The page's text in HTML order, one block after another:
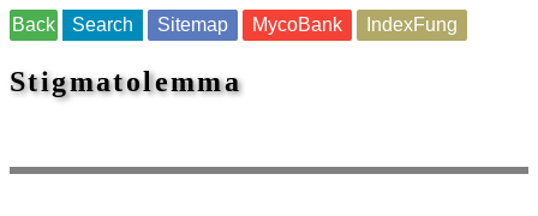
Back Search Sitemap MycoBank IndexFung
Stigmatolemma